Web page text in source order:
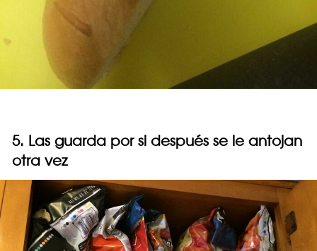
5. Las guarda por si después se le antojan
otra vez